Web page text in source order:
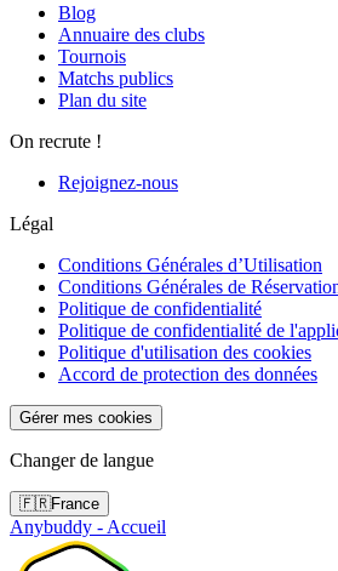
Blog
Annuaire des clubs
Tournois
Matchs publics
Plan du site
On recrute !
Rejoignez-nous
Légal
Conditions Générales d’Utilisation
Conditions Générales de
Politique de confidentialité
Politique de confidentialité de
Politique d'utilisation des cookies
Accord de protection des données
Gérer mes cookies
Changer de langue
🇫🇷France
Anybuddy - Accueil